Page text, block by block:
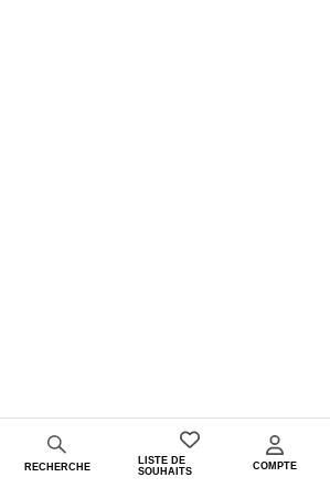
RECHERCHE
LISTE DE
SOUHAITS
COMPTE